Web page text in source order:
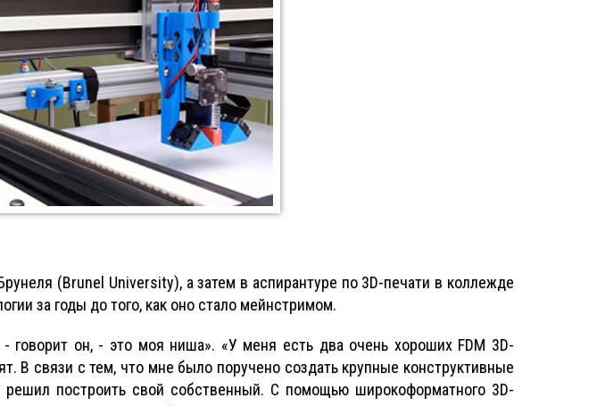
(Brunel University), а затем в аспирантуре по 3D-печати в коллежде
за годы до того, как оно стало мейнстримом.
говорит он, - это моя ниша». «У меня есть два очень хороших FDM 3D-
В связи с тем, что мне было поручено создать крупные конструктивные
построить свой собственный. С помощью широкоформатного 3D-